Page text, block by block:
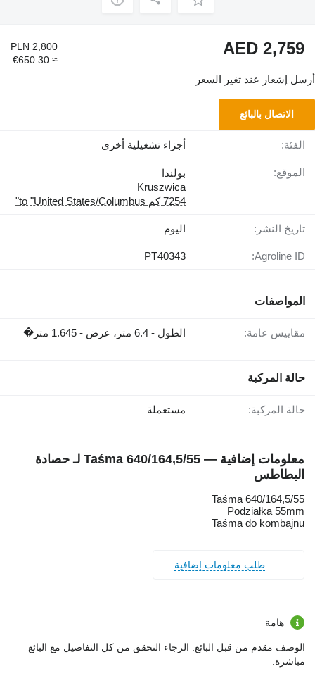
AED 2,759
PLN 2,800
≈ €650.30
أرسل إشعار عند تغير السعر
الاتصال بالبائع
الفئة: أجزاء تشغيلية أخرى
الموقع:
بولندا
Kruszwica
7254 كم to "United States/Columbus"
تاريخ النشر: اليوم
Agroline ID:
PT40343
المواصفات
مقاييس عامة: الطول - 6.4 متر، عرض - 1.645 متر�
حالة المركبة
حالة المركبة: مستعملة
معلومات إضافية — Taśma 640/164,5/55 لـ حصادة
البطاطس
Taśma 640/164,5/55
Podziałka 55mm
Taśma do kombajnu
طلب معلومات إضافية
هامة
الوصف مقدم من قبل البائع. الرجاء التحقق من كل التفاصيل مع البائع
مباشرة.